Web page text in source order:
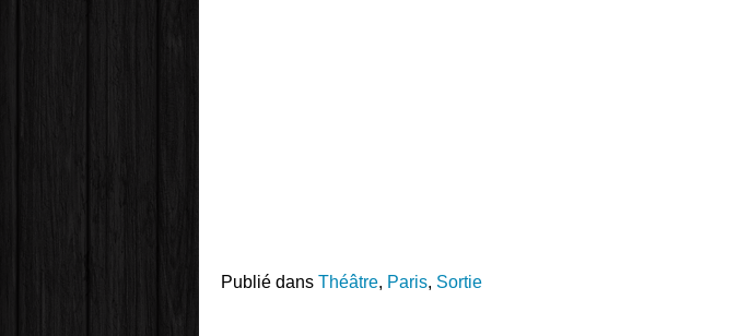
Publié dans Théâtre, Paris, Sortie